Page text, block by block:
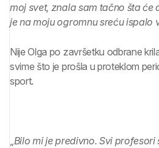
moj svet, znala sam tačno šta će
je na moju ogromnu sreću ispalo
Nije Olga po završetku odbrane
svime što je prošla u proteklom
sport.
Bilo mi je predivno. Svi profesori